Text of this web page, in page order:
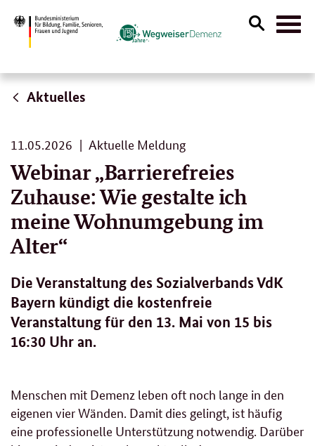
Suche
Aktuelles
Webinar „Barrierefreies
Zuhause: Wie gestalte ich
meine Wohnumgebung im
Alter“
11.05.2026 11.
05.
2026
Aktuelle Meldung
Die Veranstaltung des Sozialverbands VdK
Bayern kündigt die kostenfreie
Veranstaltung für den 13. Mai von 15 bis
16:30 Uhr an.
Menschen mit Demenz leben oft noch lange in den
eigenen vier Wänden. Damit dies gelingt, ist häufig
eine professionelle Unterstützung notwendig. Darüber